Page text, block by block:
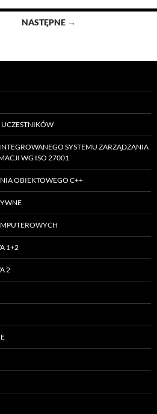
NASTĘPNE →
UCZESTNIKÓW
SYSTEMU ZARZĄDZANIA
WG ISO 27001
OBIEKTOWEGO C++
1+2
2